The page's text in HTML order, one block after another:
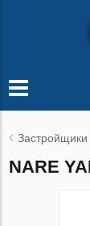
Застройщики
NARE